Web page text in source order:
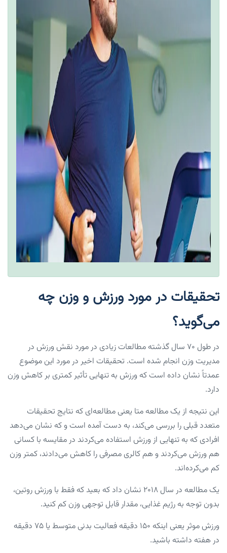
تحقیقات در مورد ورزش و وزن چه
می‌گوید؟
در طول ۷۰ سال گذشته مطالعات زیادی در مورد نقش ورزش در
مدیریت وزن انجام شده است. تحقیقات اخیر در مورد این موضوع
عمدتاً نشان داده است که ورزش به تنهایی تأثیر کمتری بر کاهش وزن
دارد.
این نتیجه از یک مطالعه متا یعنی مطالعه‌ای که نتایج تحقیقات
متعدد قبلی را بررسی می‌کند، به دست آمده است و که نشان می‌دهد
افرادی که به تنهایی از ورزش استفاده می‌کردند در مقایسه با کسانی
هم ورزش می‌کردند و هم کالری مصرفی را کاهش می‌دادند، کمتر وزن
کم می‌کرده‌اند.
یک مطالعه در سال ۲۰۱۸ نشان داد که بعید که فقط با ورزش روتین،
بدون توجه به رژیم غذایی، مقدار قابل توجهی وزن کم کنید.
ورزش موثر یعنی اینکه ۱۵۰ دقیقه فعالیت بدنی متوسط یا ۷۵ دقیقه
در هفته داشته باشید.